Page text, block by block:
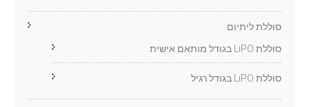
סוללת ליתיום
סוללת LiPO בגודל מותאם אישית
סוללת LiPO בגודל רגיל